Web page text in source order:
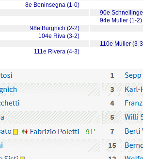
8e Boninsegna (1-0)
90e
94e Muller (1-2)
98e Burgnich (2-2)
104e Riva (3-2)
110e Muller (3-
111e Rivera (4-3)